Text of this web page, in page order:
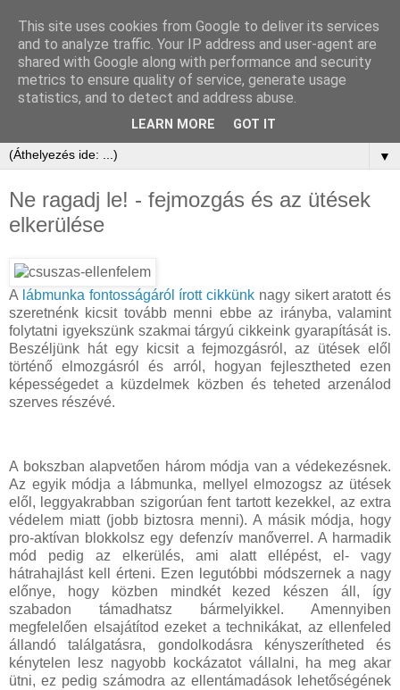
▼
Ne ragadj le! - fejmozgás és az ütések
elkerülése
A lábmunka fontosságáról írott cikkünk nagy sikert aratott és
szeretnénk kicsit tovább menni ebbe az irányba, valamint
folytatni igyekszünk szakmai tárgyú cikkeink gyarapítását is.
Beszéljünk hát egy kicsit a fejmozgásról, az ütések elől
történő elmozgásról és arról, hogyan fejlesztheted ezen
képességedet a küzdelmek közben és teheted arzenálod
szerves részévé.
A bokszban alapvetően három módja van a védekezésnek.
Az egyik módja a lábmunka, mellyel elmozogsz az ütések
elől, leggyakrabban szigorúan fent tartott kezekkel, az extra
védelem miatt (jobb biztosra menni). A másik módja, hogy
pro-aktívan blokkolsz egy defenzív manőverrel. A harmadik
mód pedig az elkerülés, ami alatt ellépést, el- vagy
hátrahajlást kell érteni. Ezen legutóbbi módszernek a nagy
előnye, hogy közben mindkét kezed készen áll, így
szabadon támadhatsz bármelyikkel. Amennyiben
megfelelően elsajátítod ezeket a technikákat, az ellenfeled
állandó találgatásra, gondolkodásra kényszerítheted és
kénytelen lesz nagyobb kockázatot vállalni, ha meg akar
ütni, ez pedig számodra az ellentámadások lehetőségének
This site uses cookies from Google to deliver its services
and to analyze traffic. Your IP address and user-agent are
shared with Google along with performance and security
metrics to ensure quality of service, generate usage
statistics, and to detect and address abuse.
LEARN MORE GOT IT